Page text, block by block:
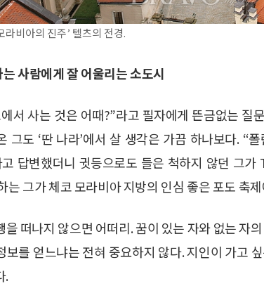
비아의 진주’ 텔츠의 전경.
사람에게 잘 어울리는 소도시
서 사는 것은 어때?”라고 필자에게 뜬금없는 질
그도 ‘딴 나라’에서 살 생각은 가끔 하나보다. “
답변했더니 귓등으로도 들은 척하지 않던 그
는 그가 체코 모라비아 지방의 인심 좋은 포도 축
을 떠나지 않으면 어떠리. 꿈이 있는 자와 없는 자
보를 얻느냐는 전혀 중요하지 않다. 지인이 가고
.